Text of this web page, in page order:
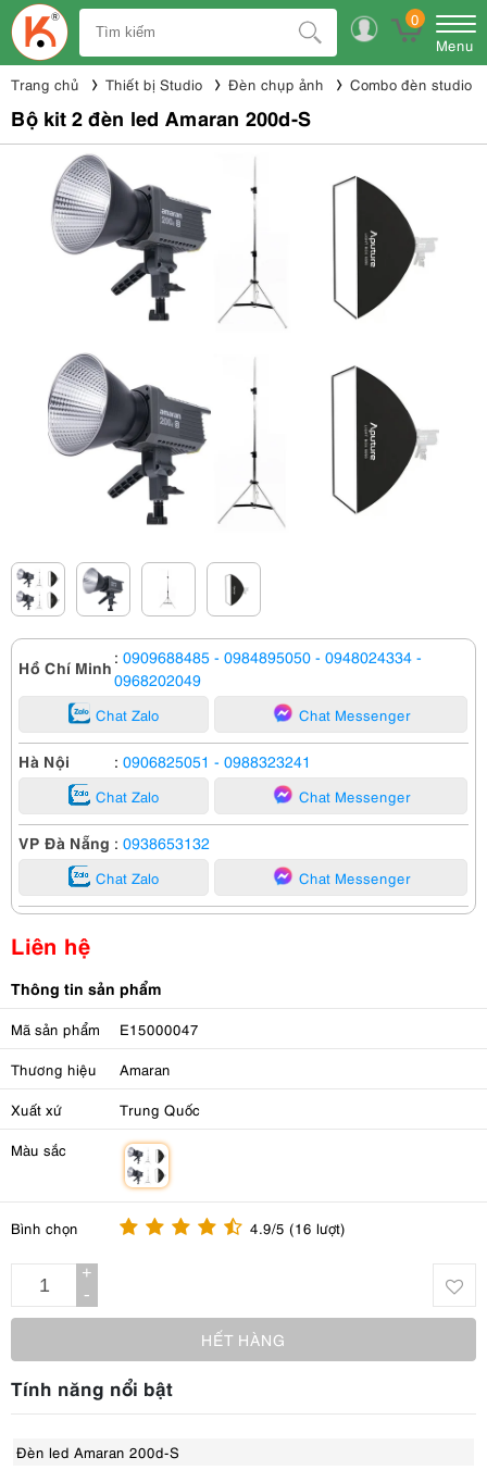
0
Menu
Trang chủ Thiết bị Studio Đèn chụp ảnh Combo đèn studio
Bộ kit 2 đèn led Amaran 200d-S
Hồ Chí Minh : 0909688485 - 0984895050 - 0948024334 -
0968202049
Chat Zalo Chat Messenger
Hà Nội : 0906825051 - 0988323241
Chat Zalo Chat Messenger
VP Đà Nẵng : 0938653132
Chat Zalo Chat Messenger
Liên hệ
Thông tin sản phẩm
Mã sản phẩm E15000047
Thương hiệu Amaran
Xuất xứ Trung Quốc
Màu sắc
Bình chọn 4.9/5 (16 lượt)
+
-
HẾT HÀNG
Tính năng nổi bật
Đèn led Amaran 200d-S